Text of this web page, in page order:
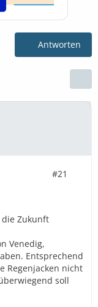
Antworten
#21
Zukunft
Venedig,
Entsprechend
Regenjacken nicht
soll